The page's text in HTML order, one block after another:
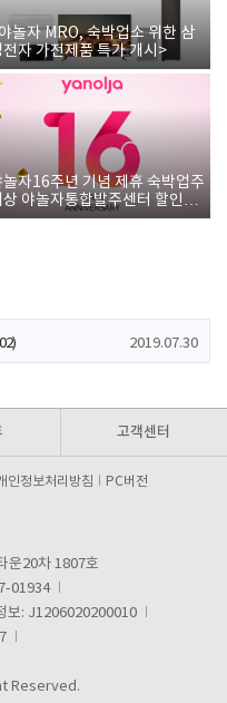
놀자 MRO, 숙박업소 위한 삼
전자 가전제품 특가 개시>
놀자16주년 기념 제휴 숙박업주
상 야놀자통합발주센터 할인쿠
증정
2019.07.30
고객센터
인정보처리방침 PC버전
운20차 1807호
01934
보: J1206020200010
Reserved.